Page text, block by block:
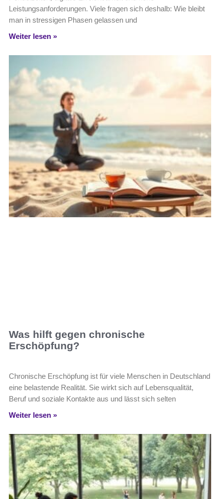
Leistungsanforderungen. Viele fragen sich deshalb: Wie bleibt
man in stressigen Phasen gelassen und
Weiter lesen »
Was hilft gegen chronische
Erschöpfung?
Chronische Erschöpfung ist für viele Menschen in Deutschland
eine belastende Realität. Sie wirkt sich auf Lebensqualität,
Beruf und soziale Kontakte aus und lässt sich selten
Weiter lesen »